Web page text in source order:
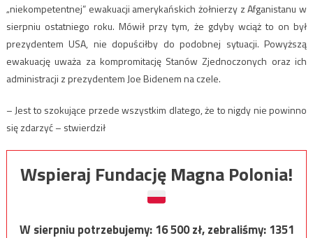
„niekompetentnej” ewakuacji amerykańskich żołnierzy z Afganistanu w
sierpniu ostatniego roku. Mówił przy tym, że gdyby wciąż to on był
prezydentem USA, nie dopuściłby do podobnej sytuacji. Powyższą
ewakuację uważa za kompromitację Stanów Zjednoczonych oraz ich
administracji z prezydentem Joe Bidenem na czele.
– Jest to szokujące przede wszystkim dlatego, że to nigdy nie powinno
się zdarzyć – stwierdził
Wspieraj Fundację Magna Polonia!
W sierpniu potrzebujemy:16 500zł, zebraliśmy:1351